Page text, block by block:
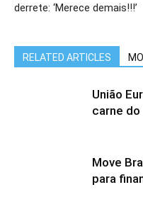
derrete: ‘Merece demais!!!’
RELATED ARTICLES
União
carne
Move
para